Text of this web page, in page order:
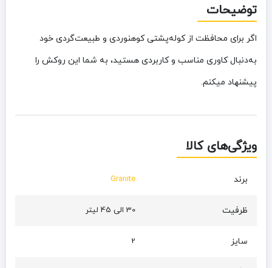
توضیحات
اگر برای محافظت از کوله‌پشتی کوهنوردی و طبیعت‌گردی خود
به‌دنبال کاوری مناسب و کاربردی هستید، به شما این روکش را
پیشنهاد میکنم.
ویژگی‌های کالا
برند Granite
ظرفیت 30 الی 45 لیتر
سایز 2